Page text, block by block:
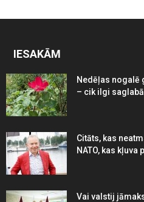
IESAKĀM
Nedēļas nogalē
– cik ilgi
Citāts, kas
NATO, kas kļuva
Vai valstij